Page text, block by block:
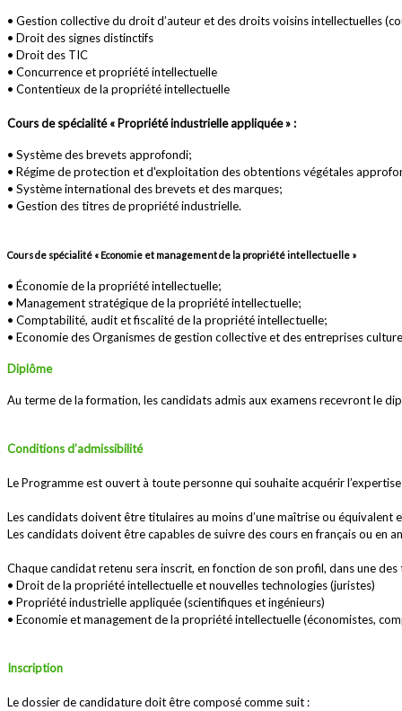
• Gestion collective du droit d’auteur et des droits voisins intellectuelles
• Droit des signes distinctifs
• Droit des TIC
• Concurrence et propriété intellectuelle
• Contentieux de la propriété intellectuelle
Cours de spécialité « Propriété industrielle appliquée » :
• Système des brevets approfondi;
• Régime de protection et d'exploitation des obtentions végétales
• Système international des brevets et des marques;
• Gestion des titres de propriété industrielle.
Cours de spécialité « Economie et management de la propriété intellectuelle »
• Économie de la propriété intellectuelle;
• Management stratégique de la propriété intellectuelle;
• Comptabilité, audit et fiscalité de la propriété intellectuelle;
• Economie des Organismes de gestion collective et des entreprises
Diplôme
Au terme de la formation, les candidats admis aux examens recevront le
Conditions d’admissibilité
Le Programme est ouvert à toute personne qui souhaite acquérir
Les candidats doivent être titulaires au moins d’une maîtrise ou équivalent
Les candidats doivent être capables de suivre des cours en français ou en
Chaque candidat retenu sera inscrit, en fonction de son profil, dans une
• Droit de la propriété intellectuelle et nouvelles technologies (juristes)
• Propriété industrielle appliquée (scientifiques et ingénieurs)
• Economie et management de la propriété intellectuelle (économistes,
Inscription
Le dossier de candidature doit être composé comme suit :